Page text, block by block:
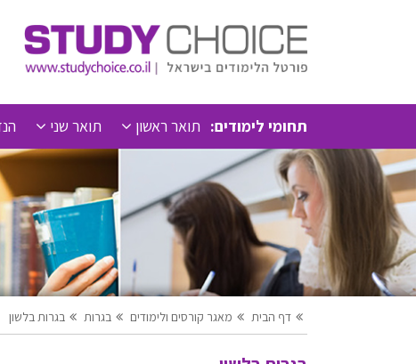
תחומי לימודים: תואר ראשון תואר שני
דף הבית מאגר קורסים ולימודים בגרות בגרות בלשון